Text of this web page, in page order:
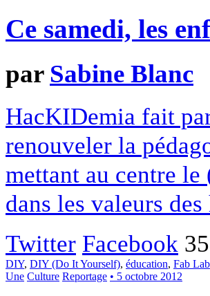
Ce samedi, les
par Sabine Blanc
HacKIDemia fait
renouveler la
mettant au centre
dans les valeurs
Twitter Facebook
DIY, DIY (Do It Yourself), éducation, Fab Lab
Une Culture Reportage • 5 octobre 2012